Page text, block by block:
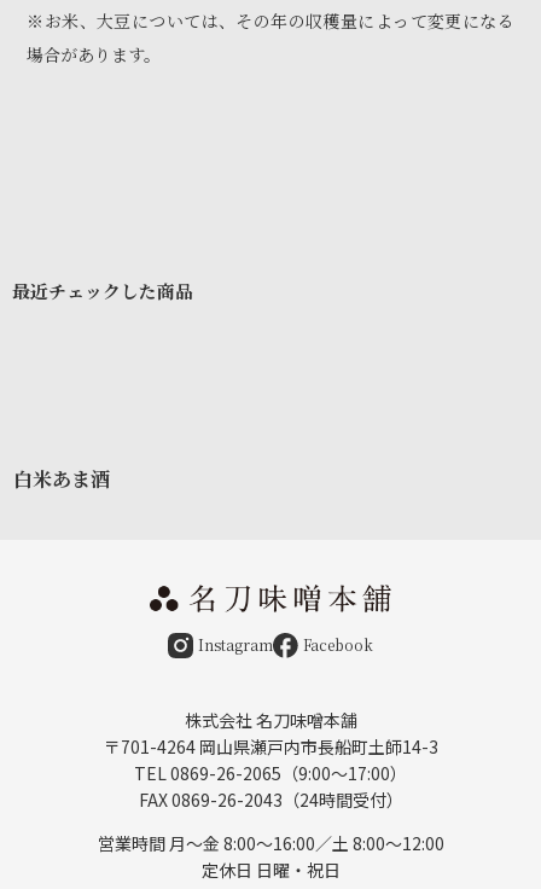
※お米、大豆については、その年の収穫量によって変更になる
場合があります。
最近チェックした商品
白米あま酒
Instagram Facebook
株式会社 名刀味噌本舗
〒701-4264 岡山県瀬戸内市長船町土師14-3
TEL 0869-26-2065（9:00〜17:00）
FAX 0869-26-2043（24時間受付）
営業時間 月〜金 8:00～16:00／土 8:00～12:00
定休日 日曜・祝日